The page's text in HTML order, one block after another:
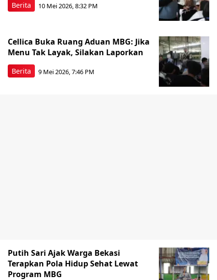
Berita 10 Mei 2026, 8:32 PM
Berita
Cellica Buka Ruang Aduan MBG: Jika
Menu Tak Layak, Silakan Laporkan
9 Mei 2026, 7:46 PM
Putih Sari Ajak Warga Bekasi
Terapkan Pola Hidup Sehat Lewat
Program MBG